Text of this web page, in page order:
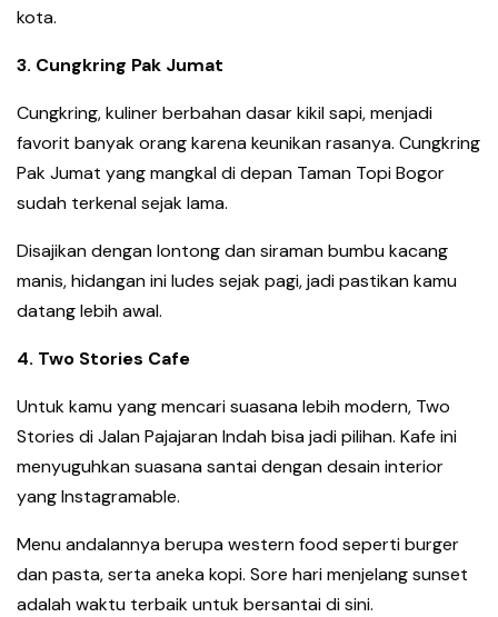
kota.
3.⁠ ⁠Cungkring Pak Jumat
Cungkring, kuliner berbahan dasar kikil sapi, menjadi
favorit banyak orang karena keunikan rasanya. Cungkring
Pak Jumat yang mangkal di depan Taman Topi Bogor
sudah terkenal sejak lama.
Disajikan dengan lontong dan siraman bumbu kacang
manis, hidangan ini ludes sejak pagi, jadi pastikan kamu
datang lebih awal.
4.⁠ ⁠Two Stories Cafe
Untuk kamu yang mencari suasana lebih modern, Two
Stories di Jalan Pajajaran Indah bisa jadi pilihan. Kafe ini
menyuguhkan suasana santai dengan desain interior
yang Instagramable.
Menu andalannya berupa western food seperti burger
dan pasta, serta aneka kopi. Sore hari menjelang sunset
adalah waktu terbaik untuk bersantai di sini.